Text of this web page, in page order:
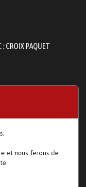
: CROIX PAQUET
et nous ferons de